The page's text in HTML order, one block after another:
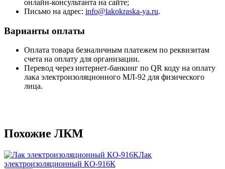
онлайн-консультанта на сайте;
Письмо на адрес: info@lakokraska-ya.ru.
Варианты оплаты
Оплата товара безналичным платежем по реквизитам
счета на оплату для организации.
Перевод через интернет-банкинг по QR коду на оплату
лака электроизоляционного МЛ-92 для физического
лица.
Похожие ЛКМ
Лак
электроизоляционный КО-916К